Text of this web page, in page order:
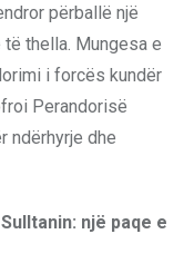
përballë një
thella. Mungesa e
i forcës kundër
Perandorisë
ndërhyrje dhe
një paqe e